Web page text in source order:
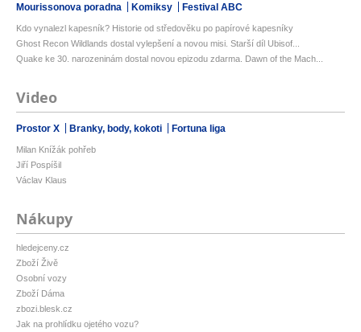
Mourissonova poradna Komiksy Festival ABC
Kdo vynalezl kapesník? Historie od středověku po papírové kapesníky
Ghost Recon Wildlands dostal vylepšení a novou misi. Starší díl Ubisof...
Quake ke 30. narozeninám dostal novou epizodu zdarma. Dawn of the Mach...
Video
Prostor X Branky, body, kokoti Fortuna liga
Milan Knížák pohřeb
Jiří Pospíšil
Václav Klaus
Nákupy
hledejceny.cz
Zboží Živě
Osobní vozy
Zboží Dáma
zbozi.blesk.cz
Jak na prohlídku ojetého vozu?